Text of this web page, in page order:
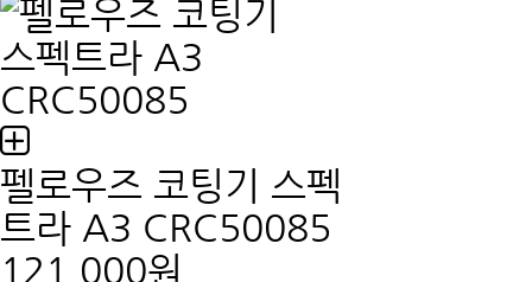
펠로우즈 코팅기 스펙
트라 A3 CRC50085
121,000원